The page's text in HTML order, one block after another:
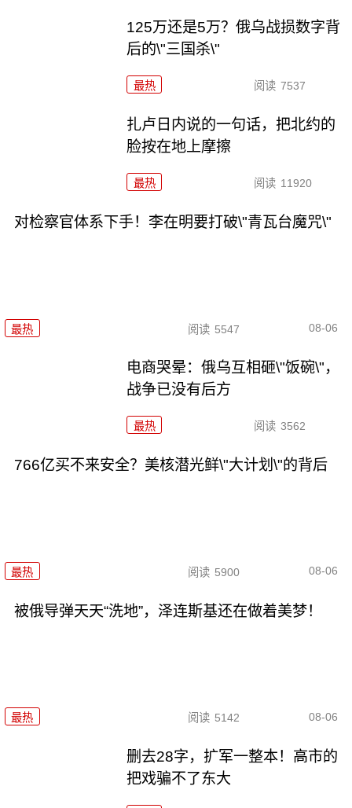
125万还是5万？俄乌战损数字背
后的\"三国杀\"
最热 阅读 7537
扎卢日内说的一句话，把北约的
脸按在地上摩擦
最热 阅读 11920
对检察官体系下手！李在明要打破\"青瓦台魔咒\"
最热 阅读 5547 08-06
电商哭晕：俄乌互相砸\"饭碗\"，
战争已没有后方
最热 阅读 3562
766亿买不来安全？美核潜光鲜\"大计划\"的背后
最热 阅读 5900 08-06
被俄导弹天天“洗地”，泽连斯基还在做着美梦！
最热 阅读 5142 08-06
删去28字，扩军一整本！高市的
把戏骗不了东大